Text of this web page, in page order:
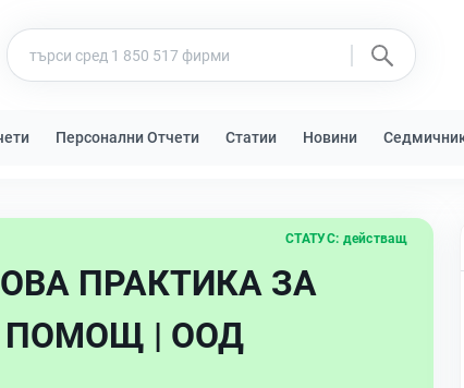
Персонални Отчети Статии Новини
ПРАКТИКА ЗА
ПОМОЩ | ООД
СТАТУС: действащ